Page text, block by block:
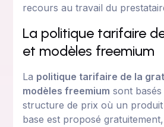
recours au travail du
La politique tarifaire
et modèles freemium
La politique tarifaire de la
modèles freemium sont
structure de prix où un
base est proposé